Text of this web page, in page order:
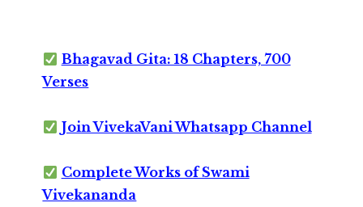
Bhagavad Gita: 18 Chapters, 700
Verses
Join VivekaVani Whatsapp Channel
Complete Works of Swami
Vivekananda